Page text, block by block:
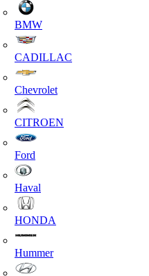
BMW
CADILLAC
Chevrolet
CITROEN
Ford
Haval
HONDA
Hummer